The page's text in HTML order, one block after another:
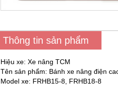
Thông tin sản phẩm
Hiệu xe: Xe nâng TCM
Tên sản phẩm: Bánh xe nâng điện
Model xe: FRHB15-8, FRHB18-8